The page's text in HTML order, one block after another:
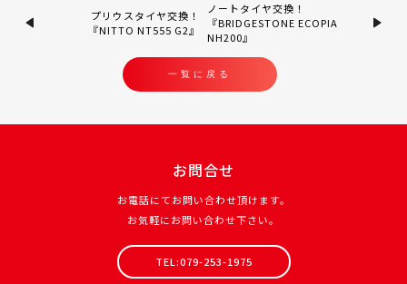
プリウスタイヤ交換！
『NITTO NT555 G2』
一覧に戻る
ノートタイヤ交換！
『BRIDGESTONE ECOPIA
NH200』
お問合せ
お電話にてお問い合わせ頂けます。
お気軽にお問い合わせ下さい。
TEL:079-253-1975